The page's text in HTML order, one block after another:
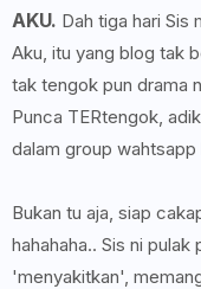
AKU. Dah tiga hari Sis
Aku, itu yang blog tak
tak tengok pun drama
Punca TERtengok,
dalam group
Bukan tu aja, siap
hahahaha.. Sis ni
'menyakitkan',